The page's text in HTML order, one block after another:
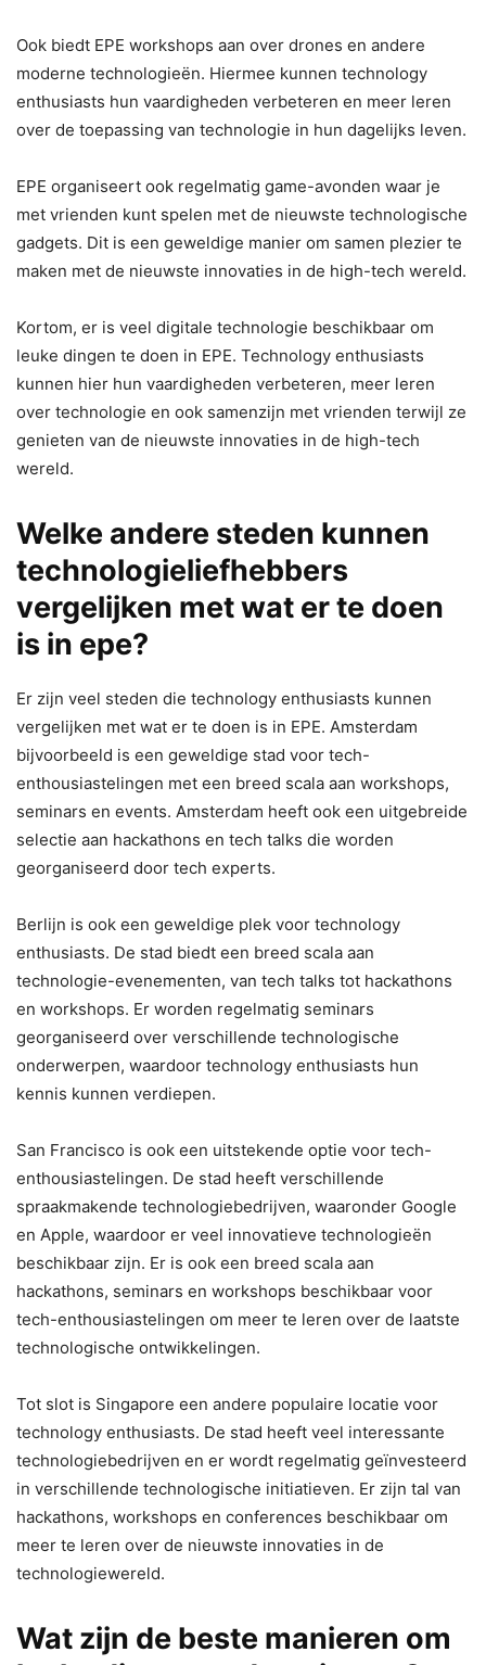
Ook biedt EPE workshops aan over drones en andere
moderne technologieën. Hiermee kunnen technology
enthusiasts hun vaardigheden verbeteren en meer leren
over de toepassing van technologie in hun dagelijks leven.
EPE organiseert ook regelmatig game-avonden waar je
met vrienden kunt spelen met de nieuwste technologische
gadgets. Dit is een geweldige manier om samen plezier te
maken met de nieuwste innovaties in de high-tech wereld.
Kortom, er is veel digitale technologie beschikbaar om
leuke dingen te doen in EPE. Technology enthusiasts
kunnen hier hun vaardigheden verbeteren, meer leren
over technologie en ook samenzijn met vrienden terwijl ze
genieten van de nieuwste innovaties in de high-tech
wereld.
Welke andere steden kunnen
technologieliefhebbers
vergelijken met wat er te doen
is in epe?
Er zijn veel steden die technology enthusiasts kunnen
vergelijken met wat er te doen is in EPE. Amsterdam
bijvoorbeeld is een geweldige stad voor tech-
enthousiastelingen met een breed scala aan workshops,
seminars en events. Amsterdam heeft ook een uitgebreide
selectie aan hackathons en tech talks die worden
georganiseerd door tech experts.
Berlijn is ook een geweldige plek voor technology
enthusiasts. De stad biedt een breed scala aan
technologie-evenementen, van tech talks tot hackathons
en workshops. Er worden regelmatig seminars
georganiseerd over verschillende technologische
onderwerpen, waardoor technology enthusiasts hun
kennis kunnen verdiepen.
San Francisco is ook een uitstekende optie voor tech-
enthousiastelingen. De stad heeft verschillende
spraakmakende technologiebedrijven, waaronder Google
en Apple, waardoor er veel innovatieve technologieën
beschikbaar zijn. Er is ook een breed scala aan
hackathons, seminars en workshops beschikbaar voor
tech-enthousiastelingen om meer te leren over de laatste
technologische ontwikkelingen.
Tot slot is Singapore een andere populaire locatie voor
technology enthusiasts. De stad heeft veel interessante
technologiebedrijven en er wordt regelmatig geïnvesteerd
in verschillende technologische initiatieven. Er zijn tal van
hackathons, workshops en conferences beschikbaar om
meer te leren over de nieuwste innovaties in de
technologiewereld.
Wat zijn de beste manieren om